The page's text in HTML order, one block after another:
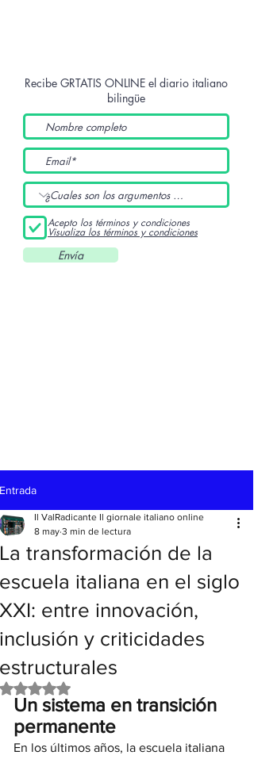
Recibe GRTATIS ONLINE el diario italiano
bilingüe
Acepto los términos y condiciones
Visualiza los términos y condiciones
Envía
Entrada
La transformación de la
escuela italiana en el siglo
XXI: entre innovación,
inclusión y criticidades
estructurales
Il ValRadicante Il giornale italiano online
8 may 3 min de lectura
Obtuvo NaN de 5 estrellas.
Un sistema en transición
permanente
En los últimos años, la escuela italiana